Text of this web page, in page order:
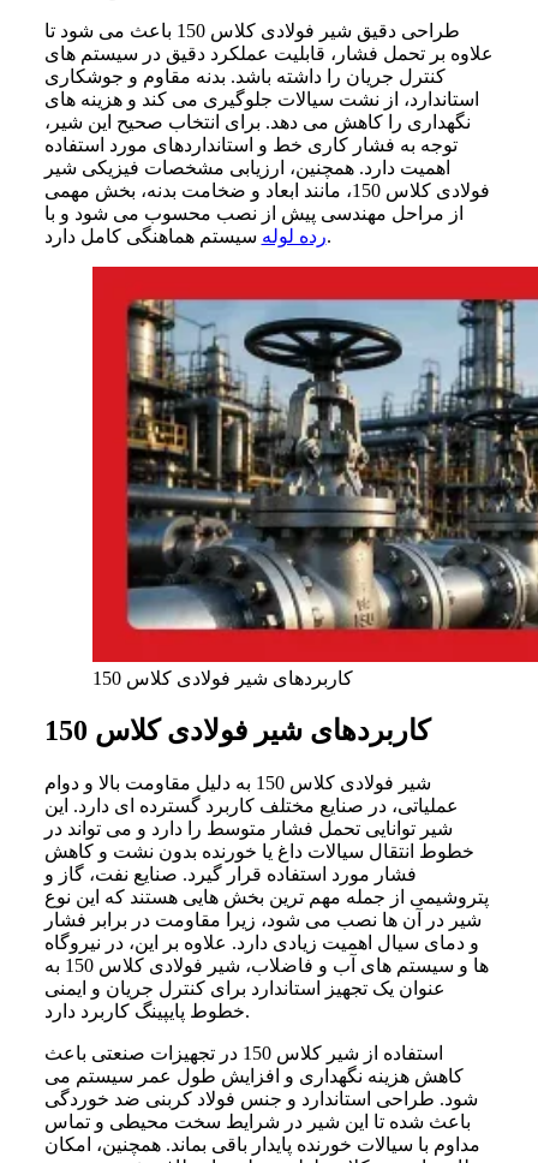
طراحی دقیق شیر فولادی کلاس 150 باعث می‌ شود تا
علاوه بر تحمل فشار، قابلیت عملکرد دقیق در سیستم‌ های
کنترل جریان را داشته باشد. بدنه مقاوم و جوشکاری
استاندارد، از نشت سیالات جلوگیری می‌ کند و هزینه‌ های
نگهداری را کاهش می‌ دهد. برای انتخاب صحیح این شیر،
توجه به فشار کاری خط و استانداردهای مورد استفاده
اهمیت دارد. همچنین، ارزیابی مشخصات فیزیکی شیر
فولادی کلاس 150، مانند ابعاد و ضخامت بدنه، بخش مهمی
از مراحل مهندسی پیش از نصب محسوب می‌ شود و با
رده لولهسیستم هماهنگی کامل دارد.
کاربردهای شیر فولادی کلاس 150
کاربردهای شیر فولادی کلاس 150
شیر فولادی کلاس 150 به دلیل مقاومت بالا و دوام
عملیاتی، در صنایع مختلف کاربرد گسترده‌ ای دارد. این
شیر توانایی تحمل فشار متوسط را دارد و می‌ تواند در
خطوط انتقال سیالات داغ یا خورنده بدون نشت و کاهش
فشار مورد استفاده قرار گیرد. صنایع نفت، گاز و
پتروشیمی از جمله مهم‌ ترین بخش‌ هایی هستند که این نوع
شیر در آن‌ ها نصب می‌ شود، زیرا مقاومت در برابر فشار
و دمای سیال اهمیت زیادی دارد. علاوه بر این، در نیروگاه‌
ها و سیستم‌ های آب و فاضلاب، شیر فولادی کلاس 150 به
عنوان یک تجهیز استاندارد برای کنترل جریان و ایمنی
خطوط پایپینگ کاربرد دارد.
استفاده از شیر کلاس 150 در تجهیزات صنعتی باعث
کاهش هزینه نگهداری و افزایش طول عمر سیستم می‌
شود. طراحی استاندارد و جنس فولاد کربنی ضد خوردگی
باعث شده تا این شیر در شرایط سخت محیطی و تماس
مداوم با سیالات خورنده پایدار باقی بماند. همچنین، امکان